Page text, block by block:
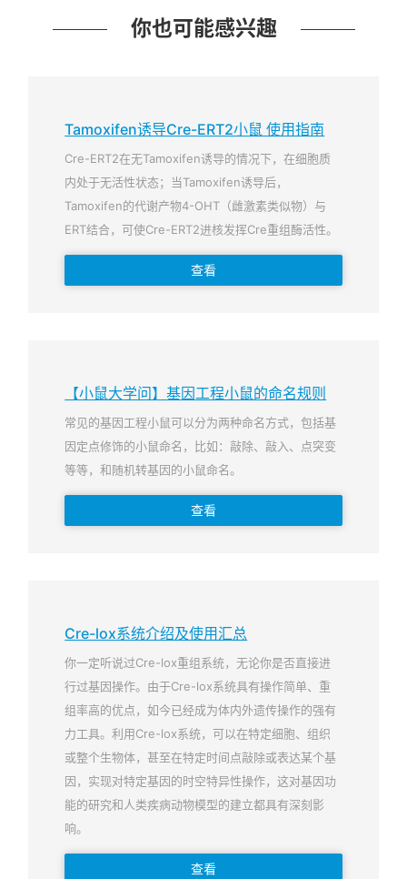
你也可能感兴趣
Tamoxifen诱导Cre-ERT2小鼠 使用指南
Cre-ERT2在无Tamoxifen诱导的情况下，在细胞质
内处于无活性状态；当Tamoxifen诱导后，
Tamoxifen的代谢产物4-OHT（雌激素类似物）与
ERT结合，可使Cre-ERT2进核发挥Cre重组酶活性。
查看
【小鼠大学问】基因工程小鼠的命名规则
常见的基因工程小鼠可以分为两种命名方式，包括基
因定点修饰的小鼠命名，比如：敲除、敲入、点突变
等等，和随机转基因的小鼠命名。
查看
Cre-lox系统介绍及使用汇总
你一定听说过Cre-lox重组系统，无论你是否直接进
行过基因操作。由于Cre-lox系统具有操作简单、重
组率高的优点，如今已经成为体内外遗传操作的强有
力工具。利用Cre-lox系统，可以在特定细胞、组织
或整个生物体，甚至在特定时间点敲除或表达某个基
因，实现对特定基因的时空特异性操作，这对基因功
能的研究和人类疾病动物模型的建立都具有深刻影
响。
查看